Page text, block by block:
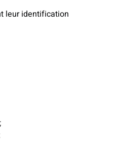
leur identification